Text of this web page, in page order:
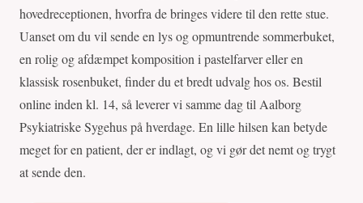
hovedreceptionen, hvorfra de bringes videre til den rette stue.
Uanset om du vil sende en lys og opmuntrende sommerbuket,
en rolig og afdæmpet komposition i pastelfarver eller en
klassisk rosenbuket, finder du et bredt udvalg hos os. Bestil
online inden kl. 14, så leverer vi samme dag til Aalborg
Psykiatriske Sygehus på hverdage. En lille hilsen kan betyde
meget for en patient, der er indlagt, og vi gør det nemt og trygt
at sende den.